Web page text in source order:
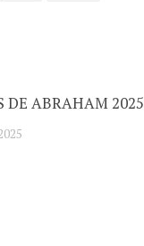
DE ABRAHAM 2025